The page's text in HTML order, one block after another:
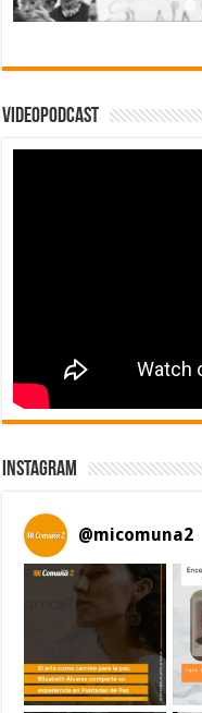
Videopodcast
Instagram
@micomuna2